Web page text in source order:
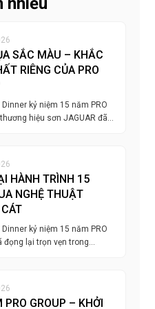
SẮC MÀU – KHẮC
RIÊNG CỦA PRO
kỷ niệm 15 năm PRO
thương hiệu sơn JAGUAR đã…
HÀNH TRÌNH 15
NGHỆ THUẬT
kỷ niệm 15 năm PRO
đọng lại trọn vẹn trong…
PRO GROUP – KHỞI